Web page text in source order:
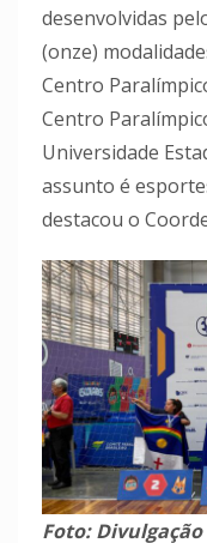
desenvolvidas
(onze)
Centro
Centro
Universidade
assunto é
destacou o
Foto: Divulgação